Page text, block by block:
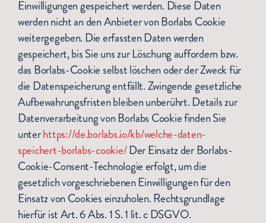
Einwilligungen gespeichert werden. Diese Daten
werden nicht an den Anbieter von Borlabs Cookie
weitergegeben. Die erfassten Daten werden
gespeichert, bis Sie uns zur Löschung auffordern bzw.
das Borlabs-Cookie selbst löschen oder der Zweck für
die Datenspeicherung entfällt. Zwingende gesetzliche
Aufbewahrungsfristen bleiben unberührt. Details zur
Datenverarbeitung von Borlabs Cookie finden Sie
unterhttps://de.borlabs.io/kb/welche-daten-
speichert-borlabs-cookie/Der Einsatz der Borlabs-
Cookie-Consent-Technologie erfolgt, um die
gesetzlich vorgeschriebenen Einwilligungen für den
Einsatz von Cookies einzuholen. Rechtsgrundlage
hierfür ist Art. 6 Abs. 1 S. 1 lit. c DSGVO.